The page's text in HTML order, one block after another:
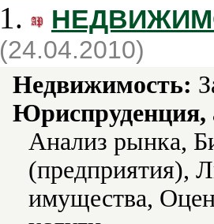
1.
(24.04.2010)
Недвижимость:
Юриспруденция,
Анализ рынка,
(предприятия),
имущества,